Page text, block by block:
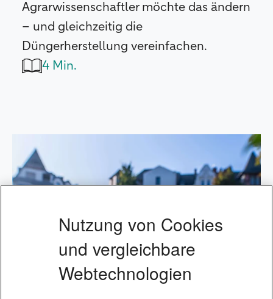
Agrarwissenschaftler möchte das ändern
– und gleichzeitig die
Düngerherstellung vereinfachen.
4 Min.
Nutzung von Cookies
und vergleichbare
Webtechnologien